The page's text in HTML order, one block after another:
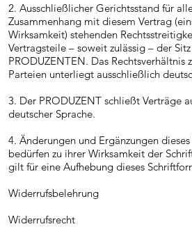
2. Ausschließlicher Gerichtsstand für
Zusammenhang mit diesem Vertrag
Wirksamkeit) stehenden
Vertragsteile – soweit zulässig – der
PRODUZENTEN. Das Rechtsverhältnis
Parteien unterliegt ausschließlich
3. Der PRODUZENT schließt Verträge
deutscher Sprache.
4. Änderungen und Ergänzungen
bedürfen zu ihrer Wirksamkeit der
gilt für eine Aufhebung dieses
Widerrufsbelehrung
Widerrufsrecht